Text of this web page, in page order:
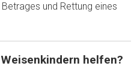
und Rettung eines
helfen?